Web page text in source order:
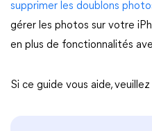
supprimer les doublons
gérer les photos sur votre
en plus de fonctionnalités
Si ce guide vous aide,